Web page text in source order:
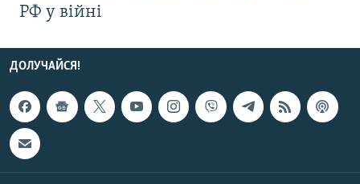
РФ у війні
ДОЛУЧАЙСЯ!